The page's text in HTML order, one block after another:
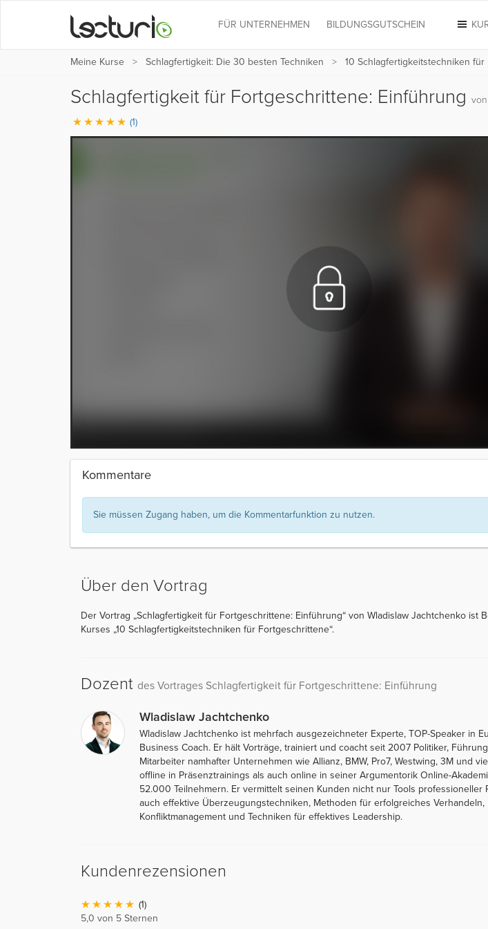
FÜR UNTERNEHMEN BILDUNGSGUTSCHEIN
Meine Kurse Schlagfertigkeit: Die 30 besten Techniken 10 Schlagfertigkeitstechniken
Schlagfertigkeit für Fortgeschrittene: Einführung
(1)
Kommentare
Sie müssen Zugang haben, um die Kommentarfunktion zu nutzen.
Über den Vortrag
Der Vortrag „Schlagfertigkeit für Fortgeschrittene: Einführung“ von Wladislaw Jachtchenko ist
Kurses „10 Schlagfertigkeitstechniken für Fortgeschrittene“.
Dozent des Vortrages Schlagfertigkeit für Fortgeschrittene: Einführung
Wladislaw Jachtchenko
Wladislaw Jachtchenko ist mehrfach ausgezeichneter Experte, TOP-Speaker in
Business Coach. Er hält Vorträge, trainiert und coacht seit 2007 Politiker,
Mitarbeiter namhafter Unternehmen wie Allianz, BMW, Pro7, Westwing, 3M und
offline in Präsenztrainings als auch online in seiner Argumentorik Online-
52.000 Teilnehmern. Er vermittelt seinen Kunden nicht nur Tools professioneller
auch effektive Überzeugungstechniken, Methoden für erfolgreiches Verhandeln,
Konfliktmanagement und Techniken für effektives Leadership.
Kundenrezensionen
(1)
5,0 von 5 Sternen